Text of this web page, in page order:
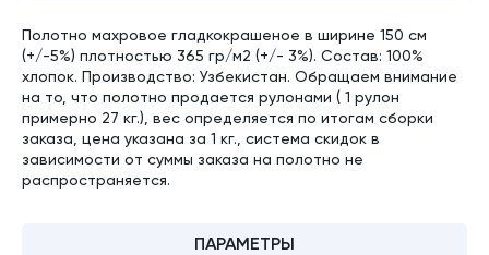
Полотно махровое гладкокрашеное в ширине 150 см
(+/-5%) плотностью 365 гр/м2 (+/- 3%). Состав: 100%
хлопок. Производство: Узбекистан. Обращаем внимание
на то, что полотно продается рулонами ( 1 рулон
примерно 27 кг.), вес определяется по итогам сборки
заказа, цена указана за 1 кг., система скидок в
зависимости от суммы заказа на полотно не
распространяется.
ПАРАМЕТРЫ